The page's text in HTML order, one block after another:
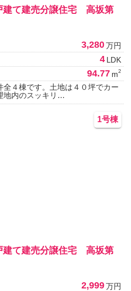
建て建売分譲住宅 高坂第
3,280 万円
4 LDK
94.77 m2
４棟です。土地は４０坪でカー
地内のスッキリ…
1号棟
建て建売分譲住宅 高坂第
2,999 万円